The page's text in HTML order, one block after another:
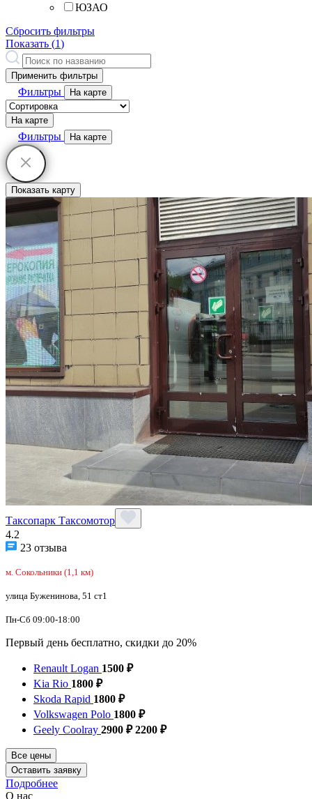
ЮЗАО
Сбросить фильтры
Показать (1)
Применить фильтры
Фильтры На карте
На карте
Фильтры На карте
Показать карту
Таксопарк Таксомотор
4.2
23 отзыва
м. Сокольники (1,1 км)
улица Буженинова, 51 ст1
Пн-Сб 09:00-18:00
Первый день бесплатно, скидки до 20%
Renault Logan 1500 ₽
Kia Rio 1800 ₽
Skoda Rapid 1800 ₽
Volkswagen Polo 1800 ₽
Geely Coolray 2900 ₽ 2200 ₽
Все цены
Оставить заявку
Подробнее
О нас